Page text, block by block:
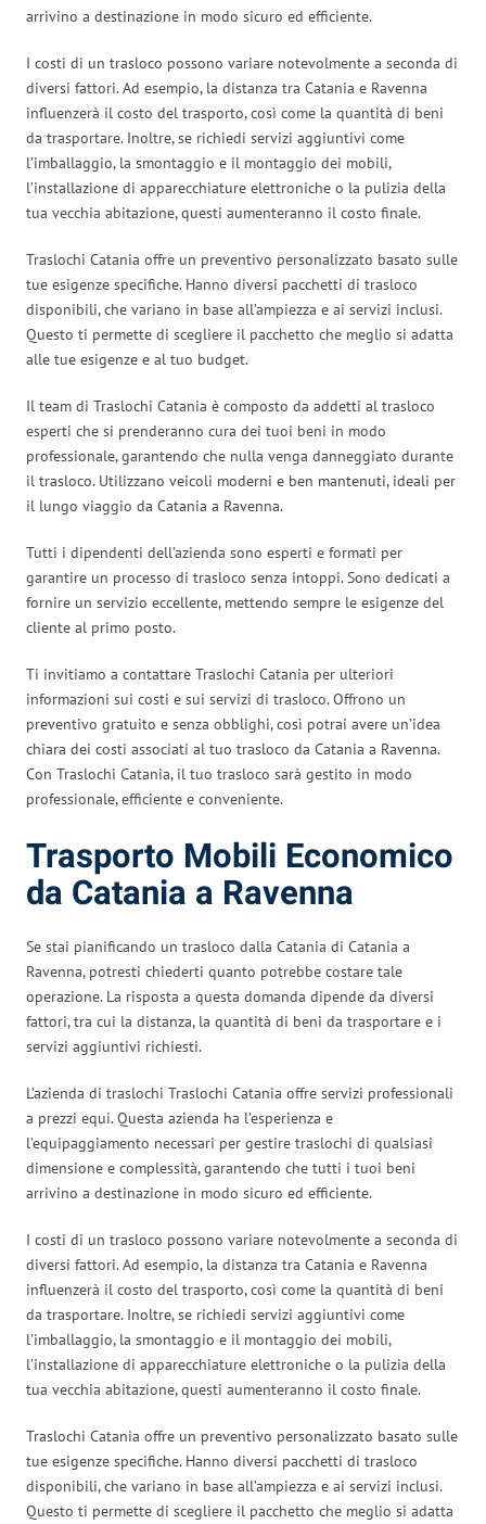
arrivino a destinazione in modo sicuro ed efficiente.
I costi di un trasloco possono variare notevolmente a seconda di
diversi fattori. Ad esempio, la distanza tra Catania e Ravenna
influenzerà il costo del trasporto, così come la quantità di beni
da trasportare. Inoltre, se richiedi servizi aggiuntivi come
l’imballaggio, la smontaggio e il montaggio dei mobili,
l’installazione di apparecchiature elettroniche o la pulizia della
tua vecchia abitazione, questi aumenteranno il costo finale.
Traslochi Catania offre un preventivo personalizzato basato sulle
tue esigenze specifiche. Hanno diversi pacchetti di trasloco
disponibili, che variano in base all’ampiezza e ai servizi inclusi.
Questo ti permette di scegliere il pacchetto che meglio si adatta
alle tue esigenze e al tuo budget.
Il team di Traslochi Catania è composto da addetti al trasloco
esperti che si prenderanno cura dei tuoi beni in modo
professionale, garantendo che nulla venga danneggiato durante
il trasloco. Utilizzano veicoli moderni e ben mantenuti, ideali per
il lungo viaggio da Catania a Ravenna.
Tutti i dipendenti dell’azienda sono esperti e formati per
garantire un processo di trasloco senza intoppi. Sono dedicati a
fornire un servizio eccellente, mettendo sempre le esigenze del
cliente al primo posto.
Ti invitiamo a contattare Traslochi Catania per ulteriori
informazioni sui costi e sui servizi di trasloco. Offrono un
preventivo gratuito e senza obblighi, così potrai avere un’idea
chiara dei costi associati al tuo trasloco da Catania a Ravenna.
Con Traslochi Catania, il tuo trasloco sarà gestito in modo
professionale, efficiente e conveniente.
Trasporto Mobili Economico
da Catania a Ravenna
Se stai pianificando un trasloco dalla Catania di Catania a
Ravenna, potresti chiederti quanto potrebbe costare tale
operazione. La risposta a questa domanda dipende da diversi
fattori, tra cui la distanza, la quantità di beni da trasportare e i
servizi aggiuntivi richiesti.
L’azienda di traslochi Traslochi Catania offre servizi professionali
a prezzi equi. Questa azienda ha l’esperienza e
l’equipaggiamento necessari per gestire traslochi di qualsiasi
dimensione e complessità, garantendo che tutti i tuoi beni
arrivino a destinazione in modo sicuro ed efficiente.
I costi di un trasloco possono variare notevolmente a seconda di
diversi fattori. Ad esempio, la distanza tra Catania e Ravenna
influenzerà il costo del trasporto, così come la quantità di beni
da trasportare. Inoltre, se richiedi servizi aggiuntivi come
l’imballaggio, la smontaggio e il montaggio dei mobili,
l’installazione di apparecchiature elettroniche o la pulizia della
tua vecchia abitazione, questi aumenteranno il costo finale.
Traslochi Catania offre un preventivo personalizzato basato sulle
tue esigenze specifiche. Hanno diversi pacchetti di trasloco
disponibili, che variano in base all’ampiezza e ai servizi inclusi.
Questo ti permette di scegliere il pacchetto che meglio si adatta